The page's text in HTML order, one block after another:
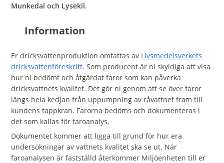
Munkedal och Lysekil.
Information
Er dricksvattenproduktion omfattas av Livsmedelsverkets
dricksvattenföreskrift. Som producent är ni skyldiga att visa
hur ni bedömt och åtgärdat faror som kan påverka
dricksvattnets kvalitet. Det gör ni genom att se över faror
längs hela kedjan från uppumpning av råvattnet fram till
kundens tappkran. Farorna bedöms och dokumenteras i
det som kallas för faroanalys.
Dokumentet kommer att ligga till grund för hur era
undersökningar av vattnets kvalitet ska se ut. När
faroanalysen är fastställd återkommer Miljöenheten till er